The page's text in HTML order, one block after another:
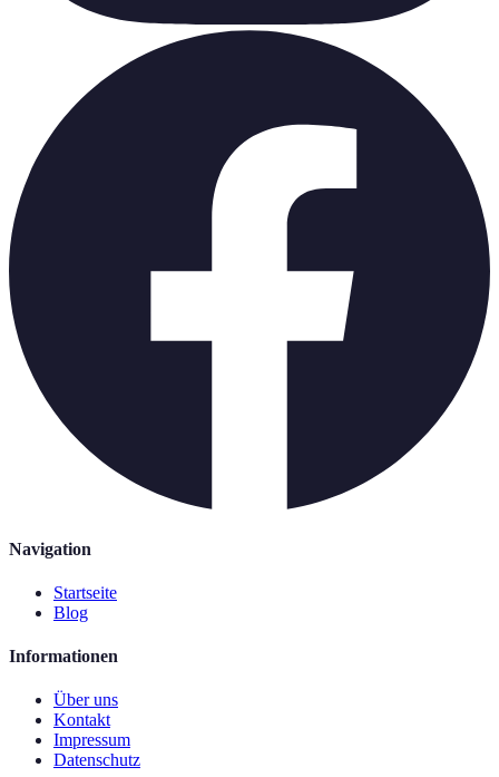
Navigation
Startseite
Blog
Informationen
Über uns
Kontakt
Impressum
Datenschutz